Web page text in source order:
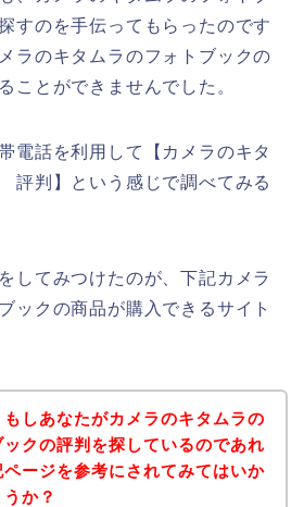
すのを手伝ってもらったのです
ラのキタムラのフォトブックの
ことができませんでした。
電話を利用して【カメラのキタ
評判】という感じで調べてみる
してみつけたのが、下記カメラ
ックの商品が購入できるサイト
しあなたがカメラのキタムラの
ックの評判を探しているのであれ
ページを参考にされてみてはいか
か？